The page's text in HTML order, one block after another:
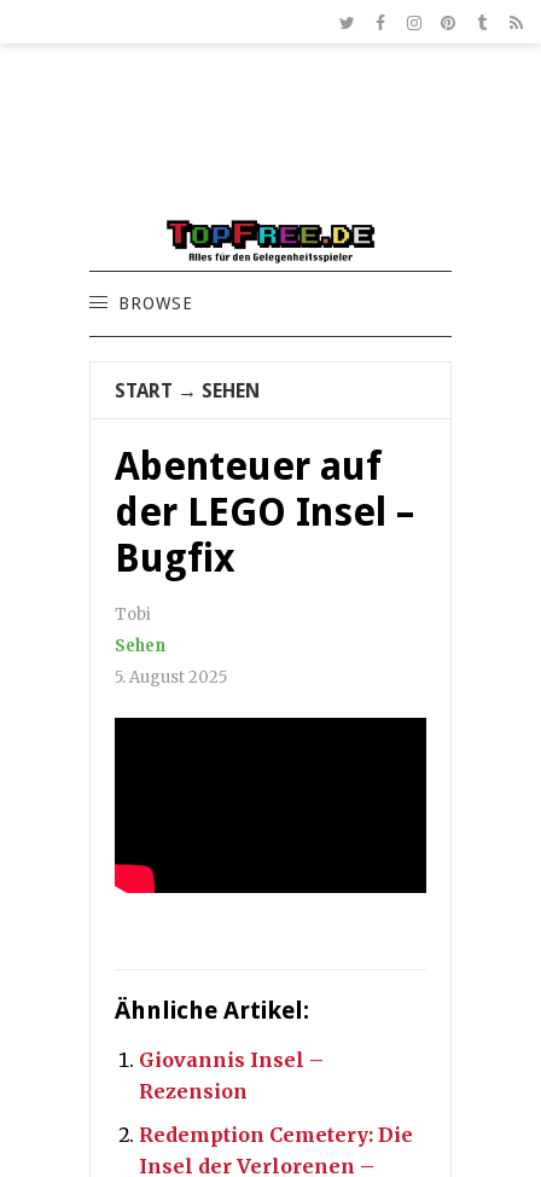
BROWSE
START → SEHEN
Abenteuer auf
der LEGO Insel –
Bugfix
Tobi
Sehen
5. August 2025
Ähnliche Artikel:
Giovannis Insel –
Rezension
Redemption Cemetery: Die
Insel der Verlorenen –